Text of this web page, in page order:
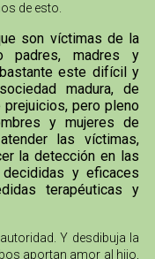
de esto.
son víctimas de la
padres, madres y
este difícil y
madura, de
pero pleno
y mujeres de
las víctimas,
la detección en las
y eficaces
terapéuticas y
Y desdibuja la
aportan amor al hijo,